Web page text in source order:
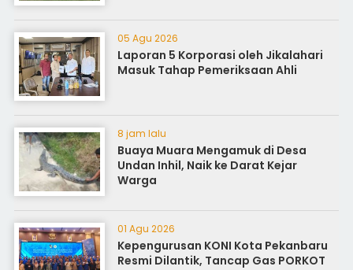
05 Agu 2026
Laporan 5 Korporasi oleh Jikalahari
Masuk Tahap Pemeriksaan Ahli
8 jam lalu
Buaya Muara Mengamuk di Desa
Undan Inhil, Naik ke Darat Kejar
Warga
01 Agu 2026
Kepengurusan KONI Kota Pekanbaru
Resmi Dilantik, Tancap Gas PORKOT